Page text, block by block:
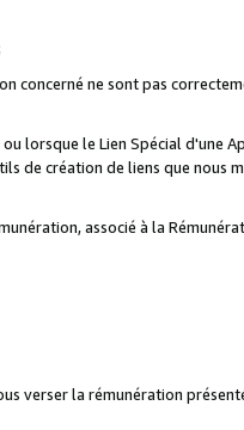
concerné ne sont pas
lorsque le Lien Spécial d'une
de création de liens que nous
associé à la
verser la rémunération